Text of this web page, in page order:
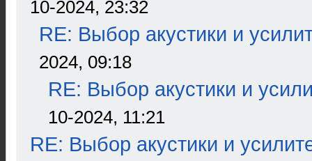
10-2024, 23:32
RE: Выбор акустики и
2024, 09:18
RE: Выбор акустики и
10-2024, 11:21
RE: Выбор акустики и